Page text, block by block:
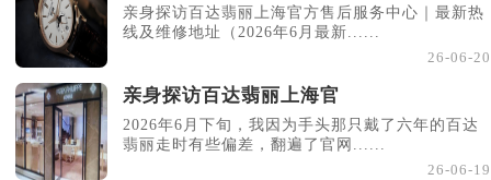
亲身探访百达翡丽上海官方售后服务中心｜最新热
线及维修地址（2026年6月最新......
26-06-20
亲身探访百达翡丽上海官
2026年6月下旬，我因为手头那只戴了六年的百达
翡丽走时有些偏差，翻遍了官网......
26-06-19